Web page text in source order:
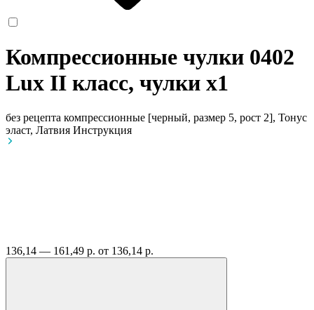
Компрессионные чулки 0402
Lux II класс, чулки x1
без рецепта компрессионные [черный, размер 5, рост 2], Тонус
эласт, Латвия Инструкция
136,14 — 161,49 р. от 136,14 р.